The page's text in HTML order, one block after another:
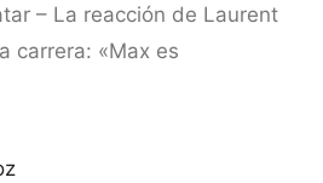
– La reacción de Laurent
carrera: «Max es